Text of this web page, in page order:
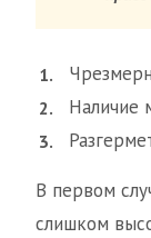
Наличие
В первом
слишком